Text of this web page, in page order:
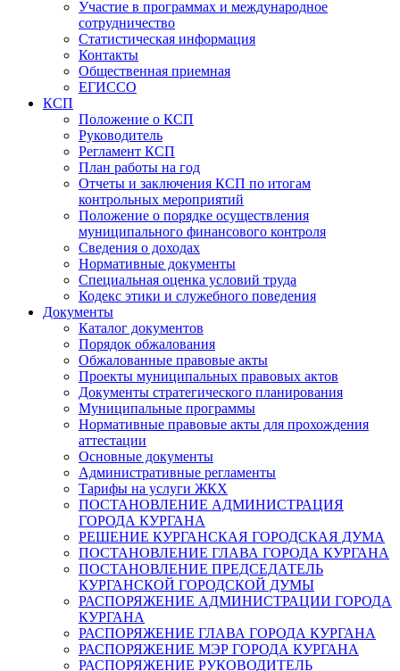
Участие в программах и международное
сотрудничество
Статистическая информация
Контакты
Общественная приемная
ЕГИССО
КСП
Положение о КСП
Руководитель
Регламент КСП
План работы на год
Отчеты и заключения КСП по итогам
контрольных мероприятий
Положение о порядке осуществления
муниципального финансового контроля
Сведения о доходах
Нормативные документы
Специальная оценка условий труда
Кодекс этики и служебного поведения
Документы
Каталог документов
Порядок обжалования
Обжалованные правовые акты
Проекты муниципальных правовых актов
Документы стратегического планирования
Муниципальные программы
Нормативные правовые акты для прохождения
аттестации
Основные документы
Административные регламенты
Тарифы на услуги ЖКХ
ПОСТАНОВЛЕНИЕ АДМИНИСТРАЦИЯ
ГОРОДА КУРГАНА
РЕШЕНИЕ КУРГАНСКАЯ ГОРОДСКАЯ ДУМА
ПОСТАНОВЛЕНИЕ ГЛАВА ГОРОДА КУРГАНА
ПОСТАНОВЛЕНИЕ ПРЕДСЕДАТЕЛЬ
КУРГАНСКОЙ ГОРОДСКОЙ ДУМЫ
РАСПОРЯЖЕНИЕ АДМИНИСТРАЦИИ ГОРОДА
КУРГАНА
РАСПОРЯЖЕНИЕ ГЛАВА ГОРОДА КУРГАНА
РАСПОРЯЖЕНИЕ МЭР ГОРОДА КУРГАНА
РАСПОРЯЖЕНИЕ РУКОВОДИТЕЛЬ